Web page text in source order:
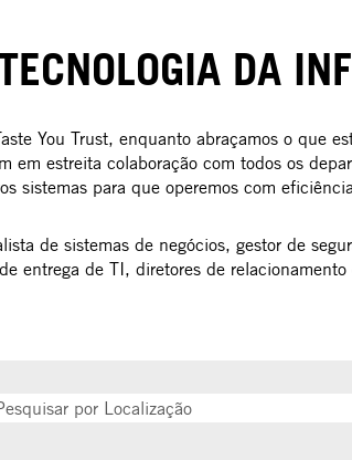
DA
You Trust, enquanto abraçamos o que
em estreita colaboração com todos os
sistemas para que operemos com
de sistemas de negócios, gestor de
entrega de TI, diretores de